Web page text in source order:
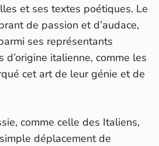
et ses textes poétiques. Le
de passion et d’audace,
ses représentants
italienne, comme les
cet art de leur génie et de
comme celle des Italiens,
déplacement de